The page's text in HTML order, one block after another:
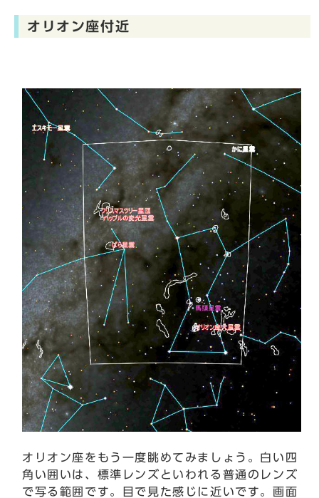
オリオン座付近
オリオン座をもう一度眺めてみましょう。白い四
角い囲いは、標準レンズといわれる普通のレンズ
で写る範囲です。目で見た感じに近いです。画面